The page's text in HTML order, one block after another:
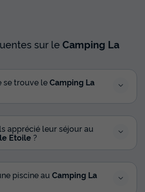
sur leCamping La
se trouve leCamping La
apprécié leur séjour au
Etoile ?
piscine au Camping La